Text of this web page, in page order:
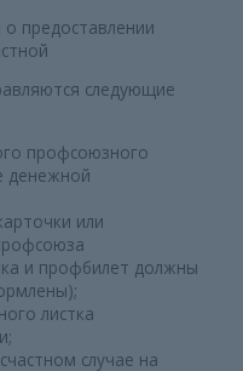
предоставлении
следующие
профсоюзного
денежной
или
и профбилет должны
листка
случае на